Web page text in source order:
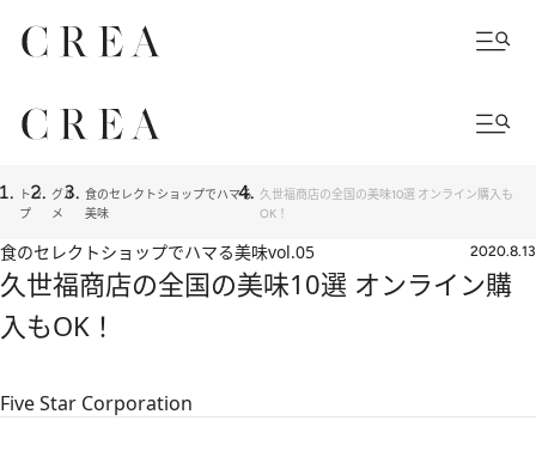
トッ
プ
グル
メ
食のセレクトショップでハマる
美味
久世福商店の全国の美味10選 オンライン購入も
OK！
食のセレクトショップでハマる美味vol.05 2020.8.13
久世福商店の全国の美味10選 オンライン購
入もOK！
Five Star Corporation